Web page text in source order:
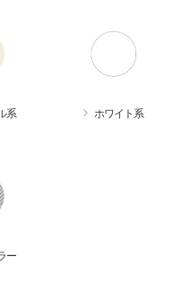
系 ホワイト系
ー